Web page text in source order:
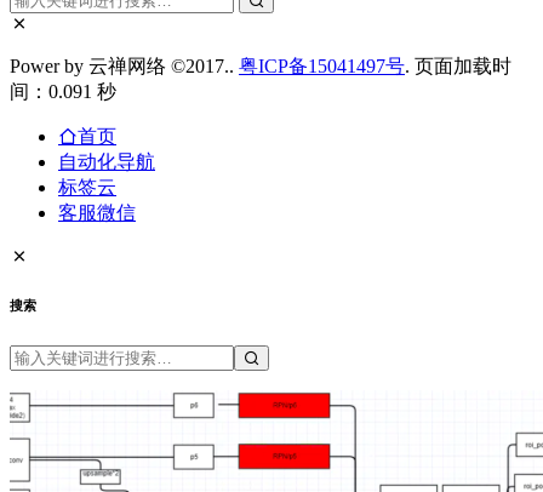
Power by 云禅网络 ©2017.. 粤ICP备15041497号. 页面加载时
间：0.091 秒
首页
自动化导航
标签云
客服微信
搜索